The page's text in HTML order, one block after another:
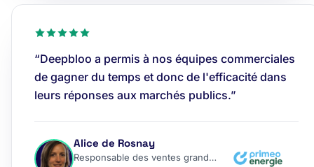
“Deepbloo a permis à nos équipes commerciales
de gagner du temps et donc de l'efficacité dans
leurs réponses aux marchés publics.”
Alice de Rosnay
Responsable des ventes grands comptes